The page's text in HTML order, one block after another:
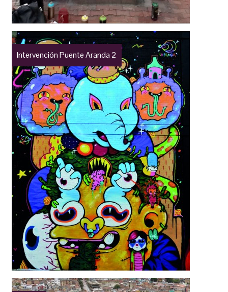
Intervención Puente Aranda 2